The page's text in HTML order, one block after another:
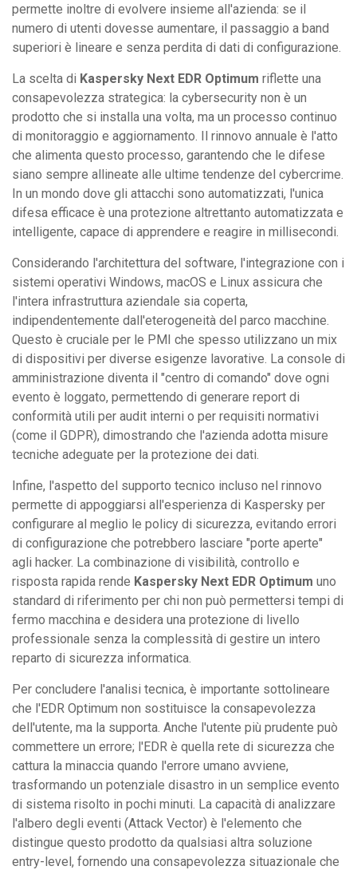
permette inoltre di evolvere insieme all'azienda: se il
numero di utenti dovesse aumentare, il passaggio a band
superiori è lineare e senza perdita di dati di configurazione.
La scelta di Kaspersky Next EDR Optimum riflette una
consapevolezza strategica: la cybersecurity non è un
prodotto che si installa una volta, ma un processo continuo
di monitoraggio e aggiornamento. Il rinnovo annuale è l'atto
che alimenta questo processo, garantendo che le difese
siano sempre allineate alle ultime tendenze del cybercrime.
In un mondo dove gli attacchi sono automatizzati, l'unica
difesa efficace è una protezione altrettanto automatizzata e
intelligente, capace di apprendere e reagire in millisecondi.
Considerando l'architettura del software, l'integrazione con i
sistemi operativi Windows, macOS e Linux assicura che
l'intera infrastruttura aziendale sia coperta,
indipendentemente dall'eterogeneità del parco macchine.
Questo è cruciale per le PMI che spesso utilizzano un mix
di dispositivi per diverse esigenze lavorative. La console di
amministrazione diventa il "centro di comando" dove ogni
evento è loggato, permettendo di generare report di
conformità utili per audit interni o per requisiti normativi
(come il GDPR), dimostrando che l'azienda adotta misure
tecniche adeguate per la protezione dei dati.
Infine, l'aspetto del supporto tecnico incluso nel rinnovo
permette di appoggiarsi all'esperienza di Kaspersky per
configurare al meglio le policy di sicurezza, evitando errori
di configurazione che potrebbero lasciare "porte aperte"
agli hacker. La combinazione di visibilità, controllo e
risposta rapida rende Kaspersky Next EDR Optimum uno
standard di riferimento per chi non può permettersi tempi di
fermo macchina e desidera una protezione di livello
professionale senza la complessità di gestire un intero
reparto di sicurezza informatica.
Per concludere l'analisi tecnica, è importante sottolineare
che l'EDR Optimum non sostituisce la consapevolezza
dell'utente, ma la supporta. Anche l'utente più prudente può
commettere un errore; l'EDR è quella rete di sicurezza che
cattura la minaccia quando l'errore umano avviene,
trasformando un potenziale disastro in un semplice evento
di sistema risolto in pochi minuti. La capacità di analizzare
l'albero degli eventi (Attack Vector) è l'elemento che
distingue questo prodotto da qualsiasi altra soluzione
entry-level, fornendo una consapevolezza situazionale che